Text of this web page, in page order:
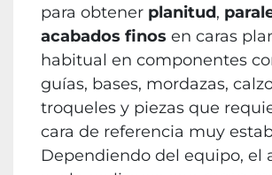
para obtener planitud,
acabados finos en caras
habitual en componentes
guías, bases, mordazas,
troqueles y piezas que
cara de referencia muy
Dependiendo del equipo, el